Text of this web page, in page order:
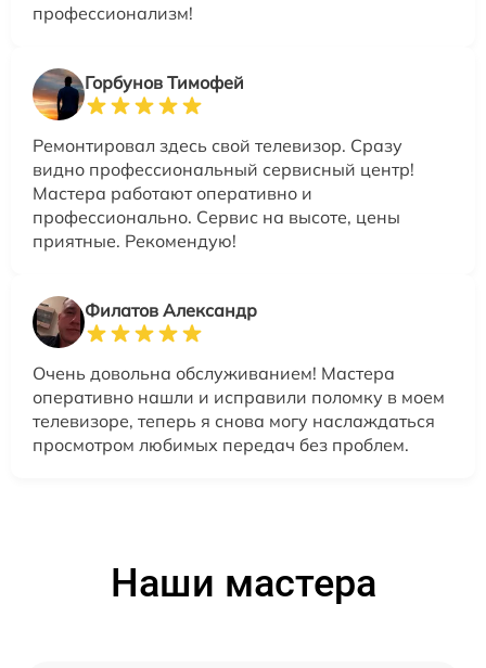
профессионализм!
Горбунов Тимофей
Ремонтировал здесь свой телевизор. Сразу
видно профессиональный сервисный центр!
Мастера работают оперативно и
профессионально. Сервис на высоте, цены
приятные. Рекомендую!
Филатов Александр
Очень довольна обслуживанием! Мастера
оперативно нашли и исправили поломку в моем
телевизоре, теперь я снова могу наслаждаться
просмотром любимых передач без проблем.
Наши мастера